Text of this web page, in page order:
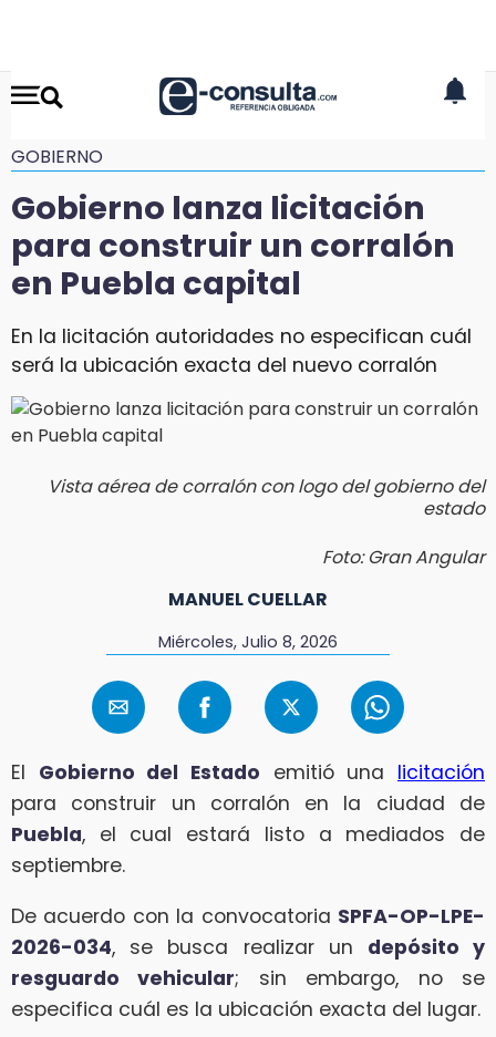
GOBIERNO
Gobierno lanza licitación
para construir un corralón
en Puebla capital
En la licitación autoridades no especifican cuál
será la ubicación exacta del nuevo corralón
Vista aérea de corralón con logo del gobierno del
estado
Foto: Gran Angular
MANUEL CUELLAR
Miércoles, Julio 8, 2026
El Gobierno del Estado emitió una licitación
para construir un corralón en la ciudad de
Puebla, el cual estará listo a mediados de
septiembre.
De acuerdo con la convocatoria SPFA-OP-LPE-
2026-034, se busca realizar un depósito y
resguardo vehicular; sin embargo, no se
especifica cuál es la ubicación exacta del lugar.